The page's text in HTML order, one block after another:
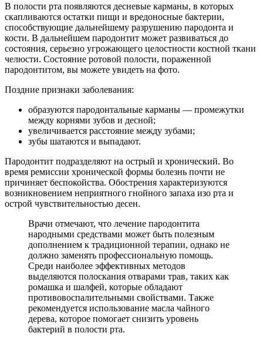
В полости рта появляются десневые карманы, в которых
скапливаются остатки пищи и вредоносные бактерии,
способствующие дальнейшему разрушению пародонта и
кости. В дальнейшем пародонтит может развиваться до
состояния, серьезно угрожающего целостности костной ткани
челюсти. Состояние ротовой полости, пораженной
пародонтитом, вы можете увидеть на фото.
Поздние признаки заболевания:
образуются пародонтальные карманы — промежутки
между корнями зубов и десной;
увеличивается расстояние между зубами;
зубы шатаются и выпадают.
Пародонтит подразделяют на острый и хронический. Во
время ремиссии хронической формы болезнь почти не
причиняет беспокойства. Обострения характеризуются
возникновением неприятного гнойного запаха изо рта и
острой чувствительностью десен.
Врачи отмечают, что лечение пародонтита
народными средствами может быть полезным
дополнением к традиционной терапии, однако не
должно заменять профессиональную помощь.
Среди наиболее эффективных методов
выделяются полоскания отварами трав, таких как
ромашка и шалфей, которые обладают
противовоспалительными свойствами. Также
рекомендуется использование масла чайного
дерева, которое помогает снизить уровень
бактерий в полости рта.